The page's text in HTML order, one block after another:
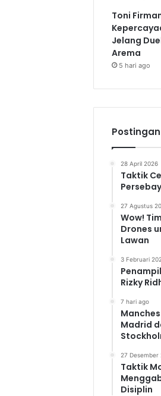
Toni
Jelang
Arema
5 hari ago
28 April 2026
Taktik
27 Agustus
Wow!
Drones
Lawan
3 Februari
Rizky
7 hari ago
Madrid
27 Desember
Taktik
Disiplin